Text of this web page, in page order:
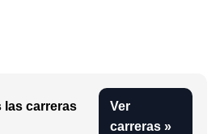
las carreras
Ver
carreras »